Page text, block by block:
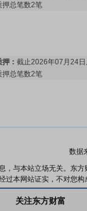
押总笔数2笔
： 截止2026年07月24
押总笔数2笔
数据
，与本站立场无关。东
过本网站证实，不对您
关注东方财富